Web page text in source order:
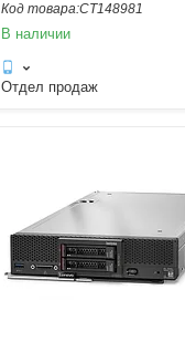
CT148981
В наличии
Отдел продаж